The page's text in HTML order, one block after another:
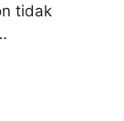
tidak